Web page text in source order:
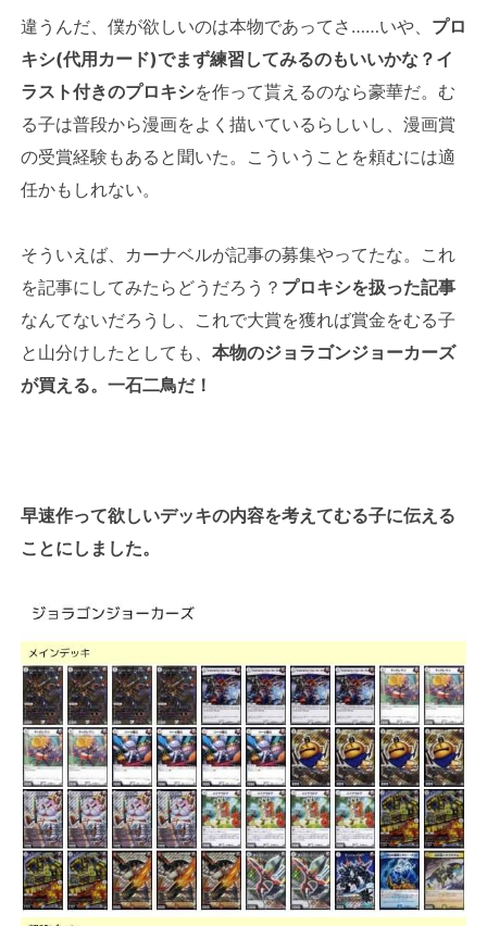
違うんだ、僕が欲しいのは本物であってさ……いや、 プロ
キシ(代用カード)でまず練習してみるのもいいかな？イ
ラスト付きのプロキシを作って貰えるのなら豪華だ。む
る子は普段から漫画をよく描いているらしいし、漫画賞
の受賞経験もあると聞いた。こういうことを頼むには適
任かもしれない。
そういえば、カーナベルが記事の募集やってたな。これ
を記事にしてみたらどうだろう？ プロキシを扱った記事
なんてないだろうし、これで大賞を獲れば賞金をむる子
と山分けしたとしても、 本物のジョラゴンジョーカーズ
が買える。一石二鳥だ！
早速作って欲しいデッキの内容を考えてむる子に伝える
ことにしました。